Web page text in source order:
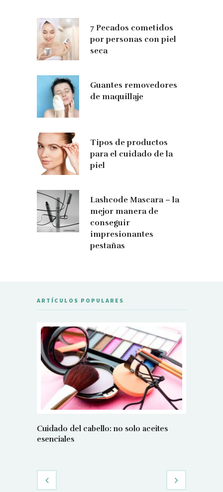
7 Pecados cometidos
por personas con piel
seca
Guantes removedores
de maquillaje
Tipos de productos
para el cuidado de la
piel
Lashcode Mascara – la
mejor manera de
conseguir
impresionantes
pestañas
ARTÍCULOS POPULARES
Cuidado del cabello: no solo aceites
esenciales